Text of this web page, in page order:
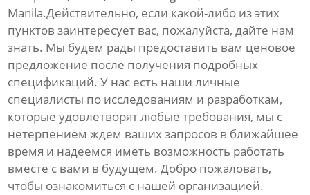
Manila.Действительно, если какой-либо из этих
пунктов заинтересует вас, пожалуйста, дайте нам
знать. Мы будем рады предоставить вам ценовое
предложение после получения подробных
спецификаций. У нас есть наши личные
специалисты по исследованиям и разработкам,
которые удовлетворят любые требования, мы с
нетерпением ждем ваших запросов в ближайшее
время и надеемся иметь возможность работать
вместе с вами в будущем. Добро пожаловать,
чтобы ознакомиться с нашей организацией.